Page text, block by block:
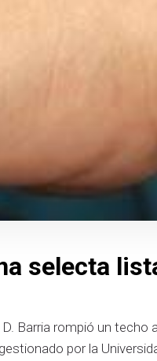
selecta
Barria rompió un techo
por la